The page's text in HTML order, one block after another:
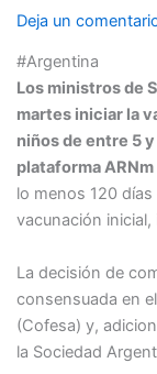
Deja un
#Argentina
Los ministros de
martes iniciar la
niños de entre 5
plataforma
lo menos 120
vacunación
La decisión de
consensuada en
(Cofesa) y,
la Sociedad